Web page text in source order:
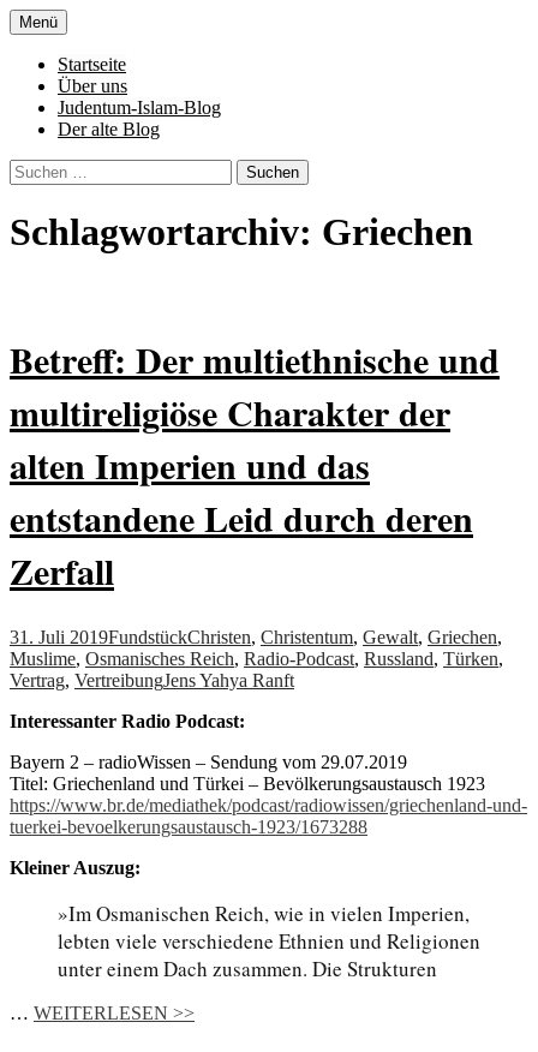
Zum
Inhalt
springen
Al-Adala.de
von allem
Menü
Startseite
Über uns
Judentum-Islam-Blog
Der alte Blog
Suchen
nach:
Schlagwortarchiv: Griechen
Betreff: Der multiethnische und
multireligiöse Charakter der
alten Imperien und das
entstandene Leid durch deren
Zerfall
31. Juli 2019FundstückChristen, Christentum, Gewalt, Griechen,
Muslime, Osmanisches Reich, Radio-Podcast, Russland, Türken,
Vertrag, VertreibungJens Yahya Ranft
Interessanter Radio Podcast:
Bayern 2 – radioWissen – Sendung vom 29.07.2019
Titel: Griechenland und Türkei – Bevölkerungsaustausch 1923
https://www.br.de/mediathek/podcast/radiowissen/griechenland-und-
tuerkei-bevoelkerungsaustausch-1923/1673288
Kleiner Auszug:
»Im Osmanischen Reich, wie in vielen Imperien,
lebten viele verschiedene Ethnien und Religionen
unter einem Dach zusammen. Die Strukturen
… WEITERLESEN >>